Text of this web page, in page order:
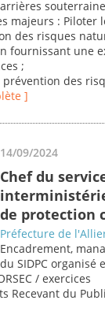
majeurs : Piloter
des risques
fournissant une
;
des
]
14/09/2024
Chef du
de protection
Préfecture de
Encadrement,
du SIDPC organisé
/ exercices
Recevant du